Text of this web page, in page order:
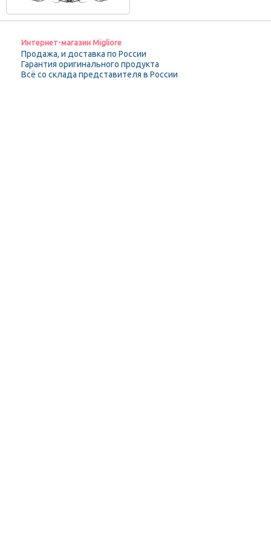
Интернет-магазин Migliore
Продажа, и доставка по России
Гарантия оригинального продукта
Всё со склада представителя в России